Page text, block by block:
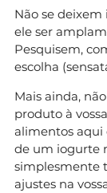
Não se
ele ser
Pesquisem,
escolha
Mais ainda,
produto à
alimentos aqui
de um iogurte
simplesmente
ajustes na